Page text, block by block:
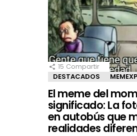
15 Compartir
DESTACADOS
El meme del
significado: La
en autobús que
realidades